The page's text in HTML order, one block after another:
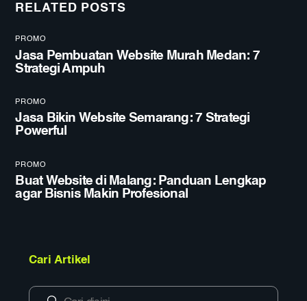
RELATED POSTS
PROMO
Jasa Pembuatan Website Murah Medan: 7
Strategi Ampuh
PROMO
Jasa Bikin Website Semarang: 7 Strategi
Powerful
PROMO
Buat Website di Malang: Panduan Lengkap
agar Bisnis Makin Profesional
Cari Artikel